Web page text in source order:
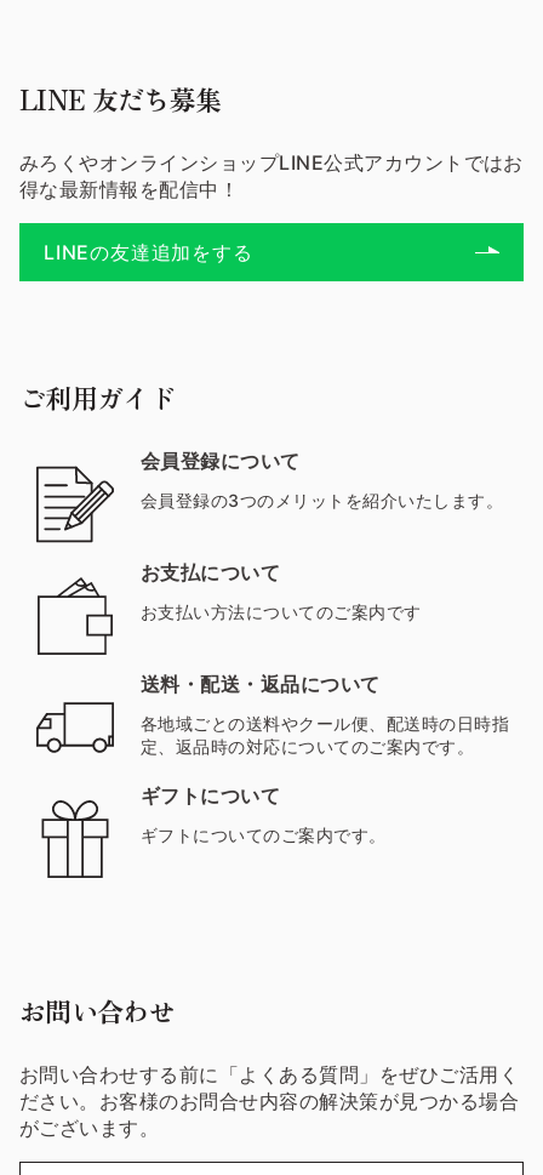
LINE 友だち募集
みろくやオンラインショップLINE公式アカウントではお
得な最新情報を配信中！
LINEの友達追加をする
ご利用ガイド
会員登録について
会員登録の3つのメリットを紹介いたします。
お支払について
お支払い方法についてのご案内です
送料・配送・返品について
各地域ごとの送料やクール便、配送時の日時指
定、返品時の対応についてのご案内です。
ギフトについて
ギフトについてのご案内です。
お問い合わせ
お問い合わせする前に「よくある質問」をぜひご活用く
ださい。お客様のお問合せ内容の解決策が見つかる場合
がございます。